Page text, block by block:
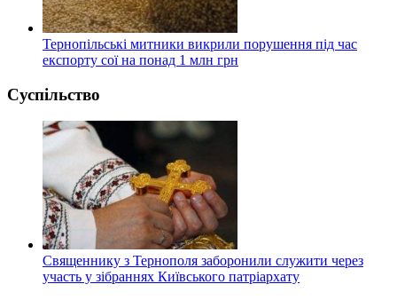
Тернопільські митники викрили порушення під час
експорту сої на понад 1 млн грн
Суспільство
Священнику з Тернополя заборонили служити через
участь у зібраннях Київського патріархату